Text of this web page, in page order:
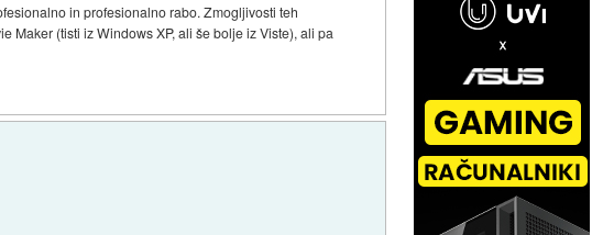
in profesionalno rabo. Zmogljivosti teh
Maker (tisti iz Windows XP, ali še bolje iz Viste), ali pa